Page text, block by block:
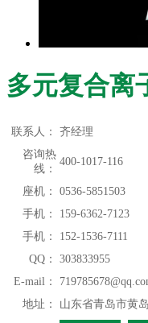
多元复合离
联系人：
齐经理
咨询热
线：
400-1017-116
座机：
0536-5851503
手机：
159-6362-7123
手机：
152-1536-7111
QQ：
303833955
E-mail：
地址：
山东省青岛市黄